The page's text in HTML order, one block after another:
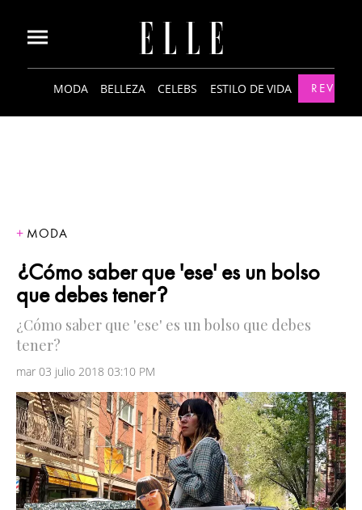
MODA BELLEZA CELEBS ESTILO DE VIDA
MODA
¿Cómo saber que 'ese' es un bolso
que debes tener?
¿Cómo saber que 'ese' es un bolso que debes
tener?
mar 03 julio 2018 03:10 PM